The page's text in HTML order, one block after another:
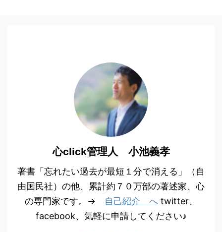
心click管理人 小池義孝
著書「忘れたい過去が最短１分で消える」（自
由国民社）の他、累計約７０万部の著述家、心
の専門家です。→
自己紹介 へtwitter、
facebook、気軽に申請してください♪